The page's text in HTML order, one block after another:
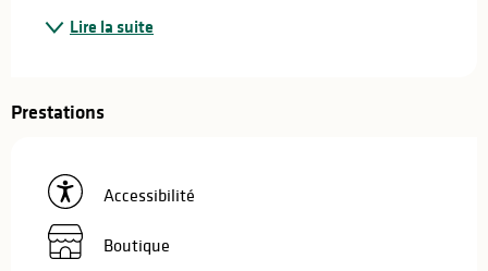
Lire la suite
Prestations
Accessibilité
Boutique